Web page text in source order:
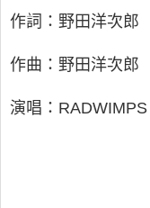
作詞：野田洋次郎
作曲：野田洋次郎
演唱：RADWIMPS